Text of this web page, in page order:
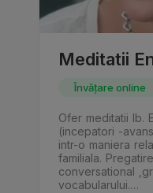
Meditatii
Învățare online
Ofer meditatii lb.
(incepatori -
intr-o maniera
familiala.
conversational
vocabularului.…